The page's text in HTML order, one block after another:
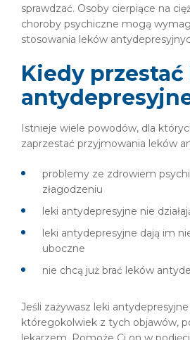
sprawdzać. Osoby cierpiące na
choroby psychiczne mogą
stosowania leków
Kiedy
Istnieje wiele powodów, dla
zaprzestać przyjmowania leków
problemy ze zdrowiem
złagodzeniu
leki antydepresyjne nie
leki antydepresyjne dają im
uboczne
nie chcą już brać leków
Jeśli zażywasz leki
któregokolwiek z tych objawów,